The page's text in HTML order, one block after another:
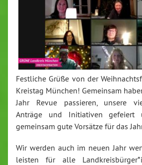
Festliche Grüße von der
Kreistag München! Gemeinsam
Jahr Revue passieren, unsere
Anträge und In­itia­ti­ven gefeiert
gemeinsam gute Vorsätze für das
Wir werden auch im neuen Jahr
leisten für alle